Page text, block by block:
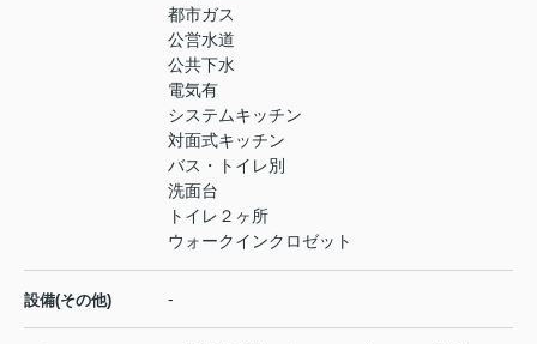
都市ガス
公営水道
公共下水
電気有
システムキッチン
対面式キッチン
バス・トイレ別
洗面台
トイレ２ヶ所
ウォークインクロゼット
設備(その他) -